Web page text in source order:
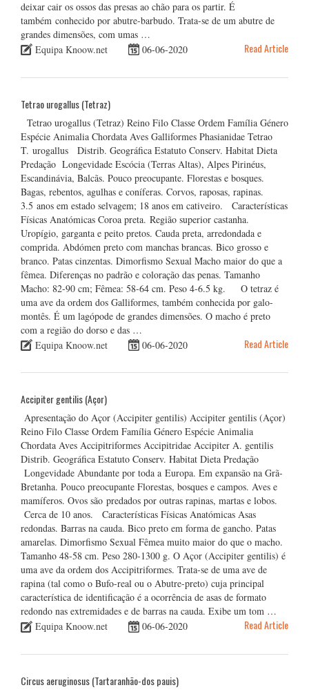
deixar cair os ossos das presas ao chão para os partir. É
também conhecido por abutre-barbudo. Trata-se de um abutre de
grandes dimensões, com umas …
Equipa Knoow.net
06-06-2020 Read Article
Tetrao urogallus (Tetraz)
Tetrao urogallus (Tetraz) Reino Filo Classe Ordem Família Género
Espécie Animalia Chordata Aves Galliformes Phasianidae Tetrao
T. urogallus Distrib. Geográfica Estatuto Conserv. Habitat Dieta
Predação Longevidade Escócia (Terras Altas), Alpes Pirinéus,
Escandinávia, Balcãs. Pouco preocupante. Florestas e bosques.
Bagas, rebentos, agulhas e coníferas. Corvos, raposas, rapinas.
3.5 anos em estado selvagem; 18 anos em cativeiro. Características
Físicas Anatómicas Coroa preta. Região superior castanha.
Uropígio, garganta e peito pretos. Cauda preta, arredondada e
comprida. Abdómen preto com manchas brancas. Bico grosso e
branco. Patas cinzentas. Dimorfismo Sexual Macho maior do que a
fêmea. Diferenças no padrão e coloração das penas. Tamanho
Macho: 82-90 cm; Fêmea: 58-64 cm. Peso 4-6.5 kg. O tetraz é
uma ave da ordem dos Galliformes, também conhecida por galo-
montês. É um lagópode de grandes dimensões. O macho é preto
com a região do dorso e das …
Equipa Knoow.net
06-06-2020 Read Article
Accipiter gentilis (Açor)
Apresentação do Açor (Accipiter gentilis) Accipiter gentilis (Açor)
Reino Filo Classe Ordem Família Género Espécie Animalia
Chordata Aves Accipitriformes Accipitridae Accipiter A. gentilis
Distrib. Geográfica Estatuto Conserv. Habitat Dieta Predação
Longevidade Abundante por toda a Europa. Em expansão na Grã-
Bretanha. Pouco preocupante Florestas, bosques e campos. Aves e
mamíferos. Ovos são predados por outras rapinas, martas e lobos.
Cerca de 10 anos. Características Físicas Anatómicas Asas
redondas. Barras na cauda. Bico preto em forma de gancho. Patas
amarelas. Dimorfismo Sexual Fêmea muito maior do que o macho.
Tamanho 48-58 cm. Peso 280-1300 g. O Açor (Accipiter gentilis) é
uma ave da ordem dos Accipitriformes. Trata-se de uma ave de
rapina (tal como o Bufo-real ou o Abutre-preto) cuja principal
característica de identificação é a ocorrência de asas de formato
redondo nas extremidades e de barras na cauda. Exibe um tom …
Equipa Knoow.net
06-06-2020 Read Article
Circus aeruginosus (Tartaranhão-dos pauis)